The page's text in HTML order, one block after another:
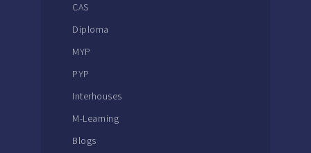
CAS
Diploma
MYP
PYP
Interhouses
M-Learning
Blogs